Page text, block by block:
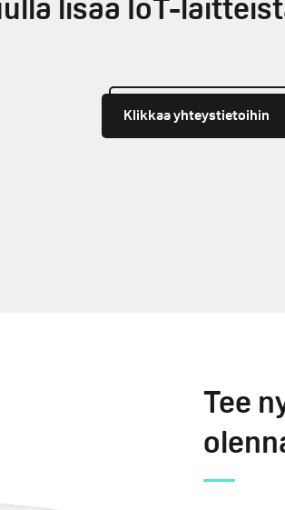
lisää IoT-
Klikkaa yhteystietoihin
Tee